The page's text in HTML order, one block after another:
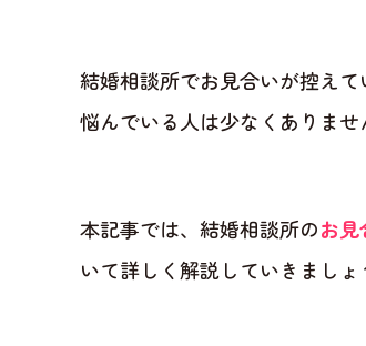
結婚相談所でお見合いが控え
悩んでいる人は少なくありませ
本記事では、結婚相談所のお
いて詳しく解説していきましょ